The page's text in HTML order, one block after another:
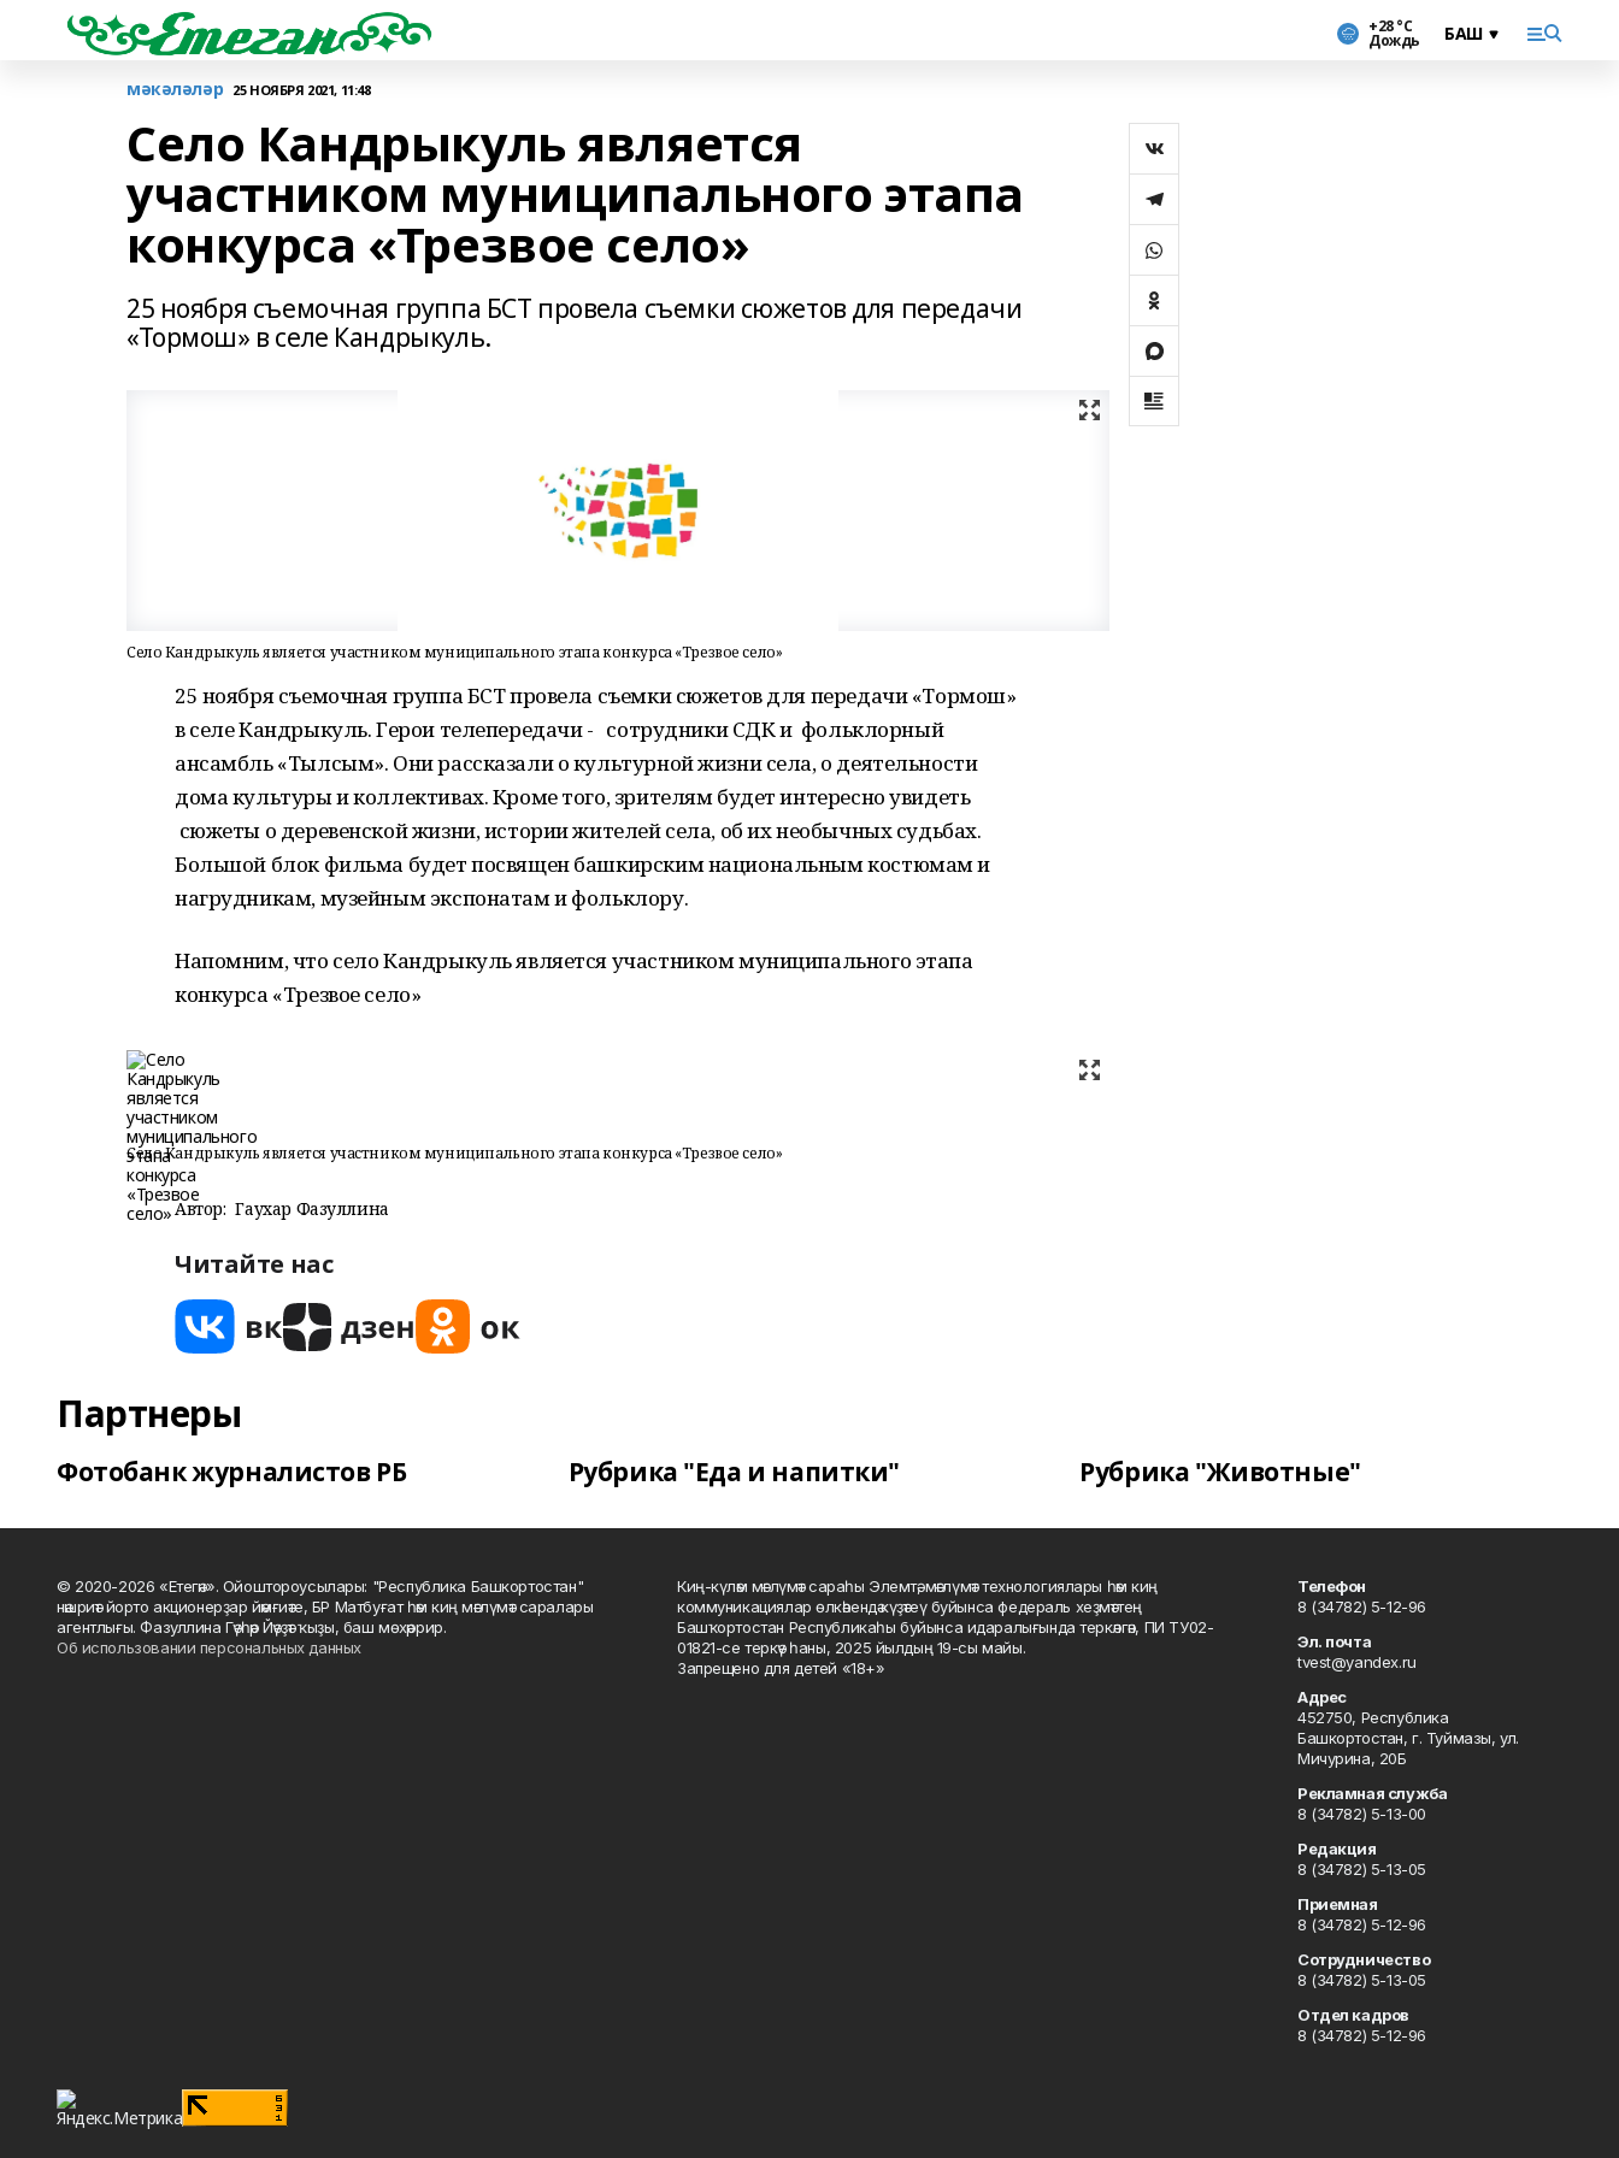
+28 °С
Дождь
мәкәләләр 25 НОЯБРЯ 2021, 11:48
Село Кандрыкуль является
участником муниципального этапа
конкурса «Трезвое село»
25 ноября съемочная группа БСТ провела съемки сюжетов для передачи
«Тормош» в селе Кандрыкуль.
Село Кандрыкуль является участником муниципального этапа конкурса «Трезвое село»
25 ноября съемочная группа БСТ провела съемки сюжетов для передачи «Тормош»
в селе Кандрыкуль. Герои телепередачи - сотрудники СДК и фольклорный
ансамбль «Тылсым». Они рассказали о культурной жизни села, о деятельности
дома культуры и коллективах. Кроме того, зрителям будет интересно увидеть
сюжеты о деревенской жизни, истории жителей села, об их необычных судьбах.
Большой блок фильма будет посвящен башкирским национальным костюмам и
нагрудникам, музейным экспонатам и фольклору.
Напомним, что село Кандрыкуль является участником муниципального этапа
конкурса «Трезвое село»
Село Кандрыкуль является участником муниципального этапа конкурса «Трезвое село»
Автор: Гаухар Фазуллина
Читайте нас
Партнеры
Фотобанк журналистов РБ Рубрика "Еда и напитки" Рубрика "Животные"
© 2020-2026 «Етегән». Ойоштороусылары: "Республика Башкортостан"
нәшриәт йорто акционерҙар йәмғиәте, БР Матбуғат һәм киң мәғлүмәт саралары
агентлығы. Фазуллина Гәүһәр Йәүҙәт ҡыҙы, баш мөхәррир.
Об использовании персональных данных
Киң-күләм мәғлүмәт сараһы Элемтә, мәғлүмәт технологиялары һәм киң
коммуникациялар өлкәһендә күҙәтеү буйынса федераль хеҙмәттең
Башҡортостан Республикаһы буйынса идаралығында теркәлгән, ПИ ТУ02-
01821-се теркәү һаны, 2025 йылдың 19-сы майы.
Запрещено для детей «18+»
Телефон
8 (34782) 5-12-96
Эл. почта
tvest@yandex.ru
Адрес
452750, Республика
Башкортостан, г. Туймазы, ул.
Мичурина, 20Б
Рекламная служба
8 (34782) 5-13-00
Редакция
8 (34782) 5-13-05
Приемная
8 (34782) 5-12-96
Сотрудничество
8 (34782) 5-13-05
Отдел кадров
8 (34782) 5-12-96